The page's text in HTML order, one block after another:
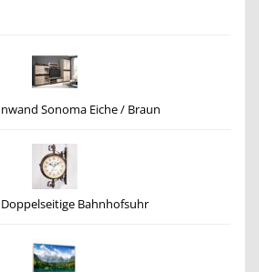
Sonoma Eiche / Braun
Bahnhofsuhr